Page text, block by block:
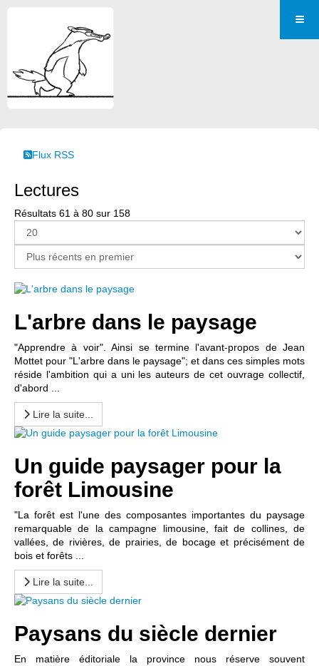
Flux RSS
Lectures
Résultats 61 à 80 sur 158
L'arbre dans le paysage
"Apprendre à voir". Ainsi se termine l'avant-propos de Jean
Mottet pour "L'arbre dans le paysage"; et dans ces simples mots
réside l'ambition qui a uni les auteurs de cet ouvrage collectif,
d'abord ...
Lire la suite...
Un guide paysager pour la
forêt Limousine
"La forêt est l'une des composantes importantes du paysage
remarquable de la campagne limousine, fait de collines, de
vallées, de rivières, de prairies, de bocage et précisément de
bois et forêts ...
Lire la suite...
Paysans du siècle dernier
En matière éditoriale la province nous réserve souvent